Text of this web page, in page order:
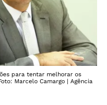
para tentar melhorar os
Marcelo Camargo | Agência